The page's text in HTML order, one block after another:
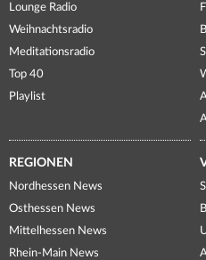
Lounge Radio
Weihnachtsradio
Meditationsradio
Top 40
Playlist
REGIONEN
Nordhessen News
Osthessen News
Mittelhessen News
Rhein-Main News